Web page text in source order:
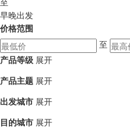
早晚出发
价格范围
至
产品等级 展开
产品主题 展开
出发城市 展开
目的城市 展开